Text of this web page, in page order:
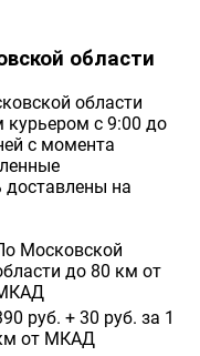
области
области
курьером с 9:00 до
с момента
доставлены на
Московской
до 80 км от
руб. + 30 руб. за 1
от МКАД